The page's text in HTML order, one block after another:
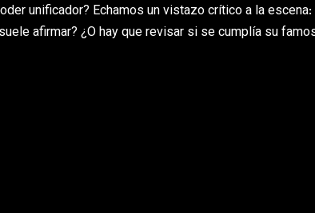
unificador? Echamos un vistazo crítico a la
afirmar? ¿O hay que revisar si se cumplía su